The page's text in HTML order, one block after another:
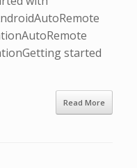
started
Read More